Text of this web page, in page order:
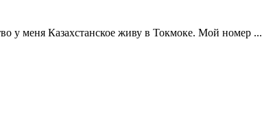
у меня Казахстанское живу в Токмоке. Мой номер ...